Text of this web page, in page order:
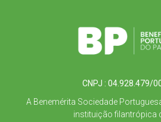
CNPJ : 04.928.479/
A Benemérita Sociedade
instituição filantrópica